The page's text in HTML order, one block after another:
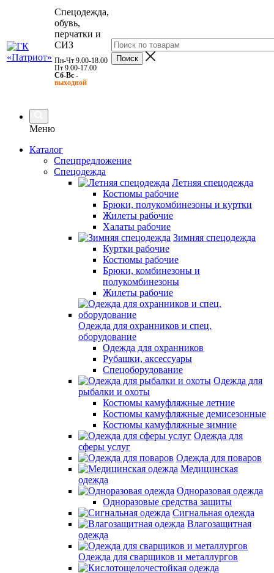
Спецодежда,
обувь,
перчатки и
СИЗ
Пн-Чт 9.00-18.00
Пт 9.00-17.00
Сб-Вс -
выходной
Меню
Каталог
Спецпредложение
Спецодежда
Летняя спецодежда
Костюмы рабочие
Брюки, полукомбинезоны и куртки
Жилеты рабочие
Халаты рабочие
Зимняя спецодежда
Куртки рабочие
Костюмы рабочие
Брюки, комбинезоны и
полукомбинезоны
Жилеты рабочие
Одежда для охранников и спец.
оборудование
Одежда для охранников
Рубашки, аксессуары
Спецоборудование
Одежда для
рыбалки и охоты
Костюмы камуфляжные летние
Костюмы камуфляжные демисезонные
Костюмы камуфляжные зимние
Одежда для
сферы услуг
Одежда для поваров
Медицинская
одежда
Одноразовая одежда
Одноразовые средства защиты
Сигнальная одежда
Влагозащитная
одежда
Одежда для сварщиков и металлургов